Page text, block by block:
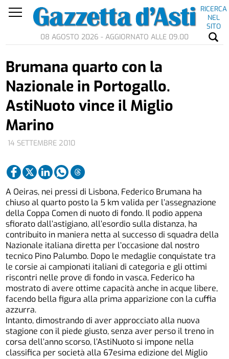
RICERCA
NEL
SITO
08 AGOSTO 2026 - AGGIORNATO ALLE 09.00
14 SETTEMBRE 2010
Brumana quarto con la
Nazionale in Portogallo.
AstiNuoto vince il Miglio
Marino
A Oeiras, nei pressi di Lisbona, Federico Brumana ha
chiuso al quarto posto la 5 km valida per l’assegnazione
della Coppa Comen di nuoto di fondo. Il podio appena
sfiorato dall’astigiano, all’esordio sulla distanza, ha
contribuito in maniera netta al successo di squadra della
Nazionale italiana diretta per l’occasione dal nostro
tecnico Pino Palumbo. Dopo le medaglie conquistate tra
le corsie ai campionati italiani di categoria e gli ottimi
riscontri nelle prove di fondo in vasca, Federico ha
mostrato di avere ottime capacità anche in acque libere,
facendo bella figura alla prima apparizione con la cuffia
azzurra.
Intanto, dimostrando di aver approcciato alla nuova
stagione con il piede giusto, senza aver perso il treno in
corsa dell’anno scorso, l’AstiNuoto si impone nella
classifica per società alla 67esima edizione del Miglio